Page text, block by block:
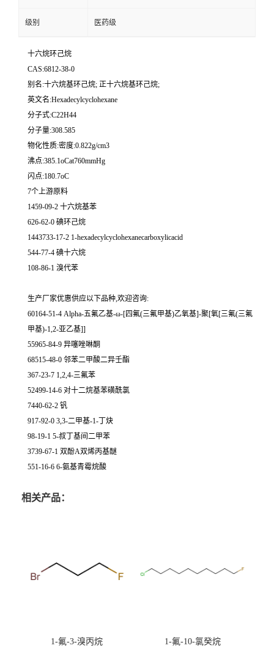
级别 医药级
十六烷环己烷
CAS:6812-38-0
别名:十六烷基环己烷; 正十六烷基环己烷;
英文名:Hexadecylcyclohexane
分子式:C22H44
分子量:308.585
物化性质:密度:0.822g/cm3
沸点:385.1oCat760mmHg
闪点:180.7oC
7个上游原料
1459-09-2 十六烷基苯
626-62-0 碘环己烷
1443733-17-2 1-hexadecylcyclohexanecarboxylicacid
544-77-4 碘十六烷
108-86-1 溴代苯
生产厂家优惠供应以下品种,欢迎咨询:
60164-51-4 Alpha-五氟乙基-ω-[四氟(三氟甲基)乙氧基]-聚[氧[三氟(三氟
甲基)-1,2-亚乙基]]
55965-84-9 异噻唑啉酮
68515-48-0 邻苯二甲酸二异壬酯
367-23-7 1,2,4-三氟苯
52499-14-6 对十二烷基苯磺酰氯
7440-62-2 钒
917-92-0 3,3-二甲基-1-丁炔
98-19-1 5-叔丁基间二甲苯
3739-67-1 双酚A双烯丙基醚
551-16-6 6-氨基青霉烷酸
相关产品：
1-氟-3-溴丙烷 1-氟-10-氯癸烷